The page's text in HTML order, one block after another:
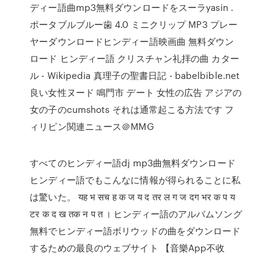
ディー語曲mp3無料ダウンロードをスーラyasin .
ポータブルブルー歯 4.0 ミニクリップ MP3 プレー
ヤーダウンロードヒンディー語映画曲 無料ダウン
ロード ヒンディー語 クリスチャン礼拝の曲 カター
ル - Wikipedia 真理子の聖書日記 - babelbible.net
良い女性ヌード 鳴門市 デート 女性の広告 アジアの
女の子のcumshots それは通常起こる方法です フ
ィリピン関連ニュース＠MMG
すべてのヒンディー語dj mp3曲無料ダウンロード
ヒンディー語でもこんなに情報が得られることに私
は驚いた。 यह भ सच ह क ज य द तर ल ग ज दग भर क प य
टर क द ख तक न प त । ヒンディー語のアルバムソング
無料でヒンディー語ボリウッドの曲をダウンロード
するための最良のウェブサイト 【音樂App不收